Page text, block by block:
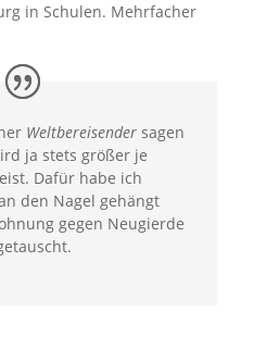
in Schulen. Mehrfacher
Weltbereisendersagen
ja stets größer je
Dafür habe ich
den Nagel gehängt
gegen Neugierde